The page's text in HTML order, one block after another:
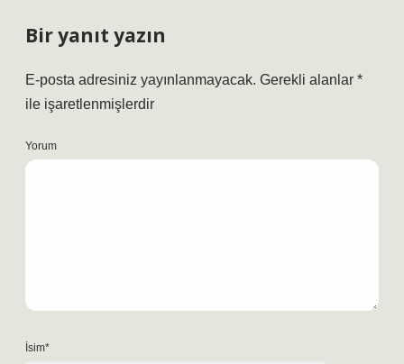
Bir yanıt yazın
E-posta adresiniz yayınlanmayacak. Gerekli alanlar *
ile işaretlenmişlerdir
Yorum
İsim*